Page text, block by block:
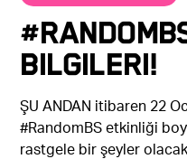
Bilgileri!
ŞU ANDAN itibaren 22
#RandomBS etkinliği
rastgele bir şeyler